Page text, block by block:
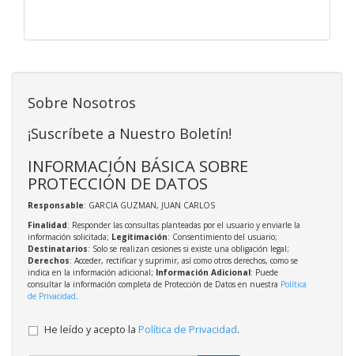
Sobre Nosotros
¡Suscríbete a Nuestro Boletín!
INFORMACIÓN BÁSICA SOBRE
PROTECCIÓN DE DATOS
Responsable: GARCIA GUZMAN, JUAN CARLOS
Finalidad: Responder las consultas planteadas por el usuario y enviarle la
información solicitada; Legitimación: Consentimiento del usuario;
Destinatarios: Solo se realizan cesiones si existe una obligación legal;
Derechos: Acceder, rectificar y suprimir, así como otros derechos, como se
indica en la información adicional; Información Adicional: Puede
consultar la información completa de Protección de Datos en nuestra Política
de Privacidad
He leído y acepto la Política de Privacidad.